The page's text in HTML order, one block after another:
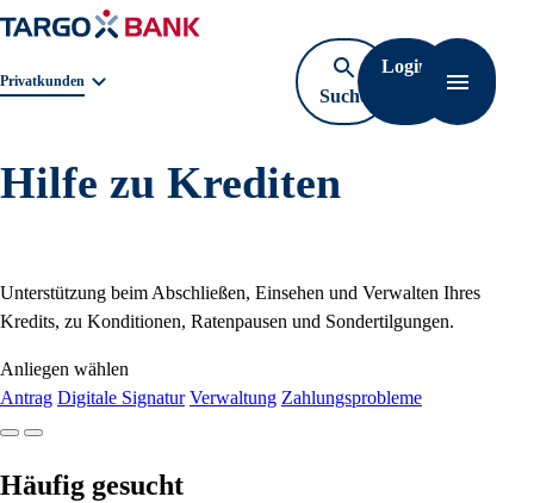
Geschäftsbereichnavigation. Aktuelle Auswahl:
Privatkunden
Suche
öffnen
Login
Hilfe zu Krediten
Unterstützung beim Abschließen, Einsehen und Verwalten Ihres
Kredits, zu Konditionen, Ratenpausen und Sondertilgungen.
Anliegen wählen
Antrag Digitale Signatur Verwaltung Zahlungsprobleme
Häufig gesucht